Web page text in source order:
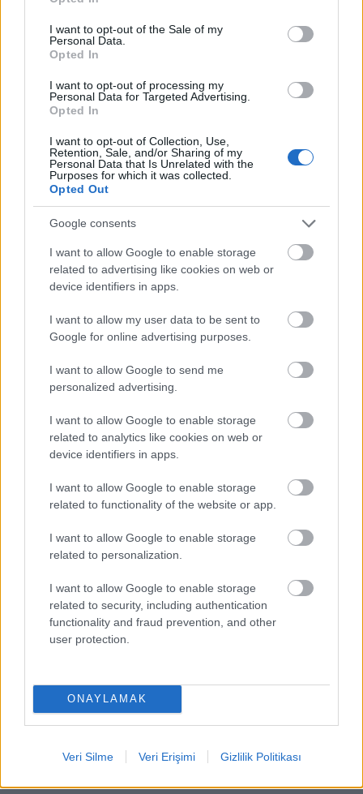
use your data for below specified purposes in below Google
consent section.
I want to opt-out of the Sale of my
Personal Data.
Opted In
I want to opt-out of processing my
Personal Data for Targeted Advertising.
Opted In
I want to opt-out of Collection, Use,
Retention, Sale, and/or Sharing of my
Personal Data that Is Unrelated with the
Purposes for which it was collected.
Opted Out
Google consents
I want to allow Google to enable storage
related to advertising like cookies on web or
device identifiers in apps.
I want to allow my user data to be sent to
Google for online advertising purposes.
I want to allow Google to send me
personalized advertising.
I want to allow Google to enable storage
related to analytics like cookies on web or
device identifiers in apps.
I want to allow Google to enable storage
related to functionality of the website or app.
I want to allow Google to enable storage
related to personalization.
I want to allow Google to enable storage
related to security, including authentication
functionality and fraud prevention, and other
user protection.
ONAYLAMAK
Veri Silme Veri Erişimi Gizlilik Politikası
Comunio Öneriyor – 8. Hafta: Fenerbahçe’nin pazu bandsız
kaptanı yine sahaya damga vuracaktır!
Puan konusunda önceki haftalarda beklenenin biraz aşağısında kalan
Tadic, skor katkısını da arttırmaya başladı. Kasımpaşa karşısında
EN DEĞERLI TOP 5
Mason Greenwood 22.710.000
Orkun Kökçü